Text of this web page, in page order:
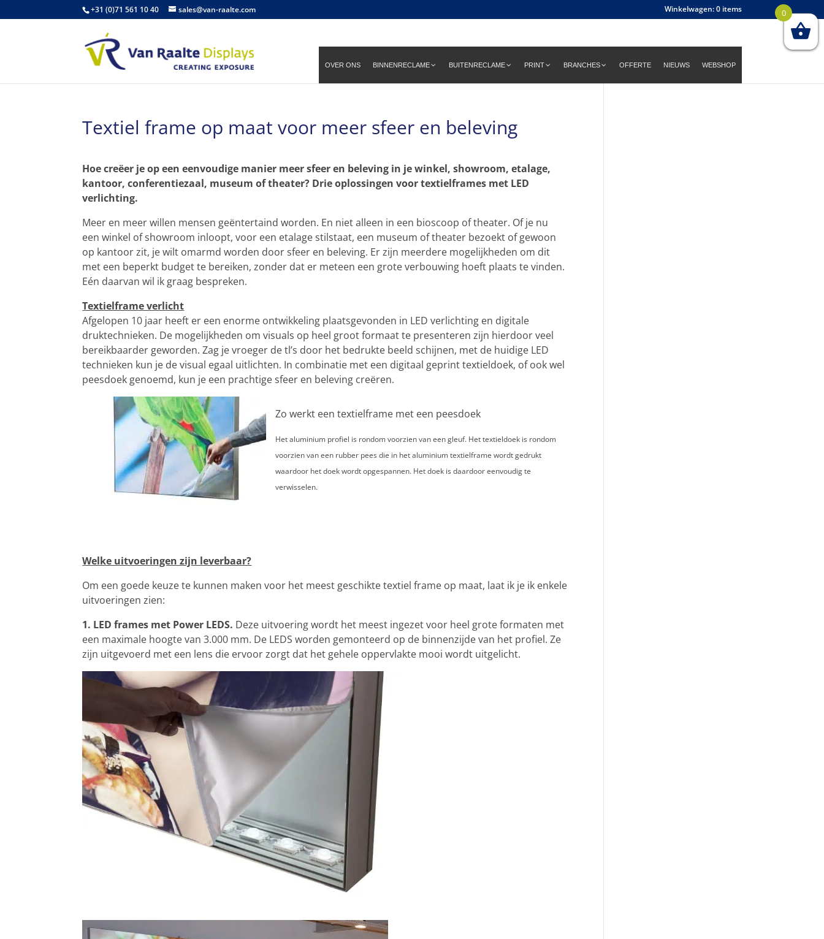
+31 (0)71 561 10 40 sales@van-raalte.com 0 items
OVER ONS BINNENRECLAME BUITENRECLAME PRINT BRANCHES OFFERTE NIEUWS WEBSHOP
Textiel frame op maat voor meer sfeer en beleving
Hoe creëer je op een eenvoudige manier meer sfeer en beleving in je winkel, showroom, etalage,
kantoor, conferentiezaal, museum of theater? Drie oplossingen voor textielframes met LED
verlichting.
Meer en meer willen mensen geëntertaind worden. En niet alleen in een bioscoop of theater. Of je nu
een winkel of showroom inloopt, voor een etalage stilstaat, een museum of theater bezoekt of gewoon
op kantoor zit, je wilt omarmd worden door sfeer en beleving. Er zijn meerdere mogelijkheden om dit
met een beperkt budget te bereiken, zonder dat er meteen een grote verbouwing hoeft plaats te vinden.
Eén daarvan wil ik graag bespreken.
Textielframe verlicht
Afgelopen 10 jaar heeft er een enorme ontwikkeling plaatsgevonden in LED verlichting en digitale
druktechnieken. De mogelijkheden om visuals op heel groot formaat te presenteren zijn hierdoor veel
bereikbaarder geworden. Zag je vroeger de tl’s door het bedrukte beeld schijnen, met de huidige LED
technieken kun je de visual egaal uitlichten. In combinatie met een digitaal geprint textieldoek, of ook wel
peesdoek genoemd, kun je een prachtige sfeer en beleving creëren.
Zo werkt een textielframe met een peesdoek
Het aluminium profiel is rondom voorzien van een gleuf. Het textieldoek is rondom
voorzien van een rubber pees die in het aluminium textielframe wordt gedrukt
waardoor het doek wordt opgespannen. Het doek is daardoor eenvoudig te
verwisselen.
Welke uitvoeringen zijn leverbaar?
Om een goede keuze te kunnen maken voor het meest geschikte textiel frame op maat, laat ik je ik enkele
uitvoeringen zien:
1. LED frames met Power LEDS. Deze uitvoering wordt het meest ingezet voor heel grote formaten met
een maximale hoogte van 3.000 mm. De LEDS worden gemonteerd op de binnenzijde van het profiel. Ze
zijn uitgevoerd met een lens die ervoor zorgt dat het gehele oppervlakte mooi wordt uitgelicht.
0